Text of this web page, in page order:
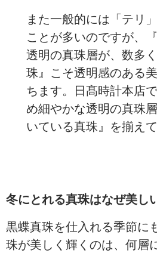
また一般的には「テリ
ことが多いのですが、
透明の真珠層が、数多
珠』こそ透明感のある
ちます。日髙時計本店
め細やかな透明の真珠
いている真珠』を揃えて
冬にとれる真珠はなぜ美し
黒蝶真珠を仕入れる季節に
珠が美しく輝くのは、何層